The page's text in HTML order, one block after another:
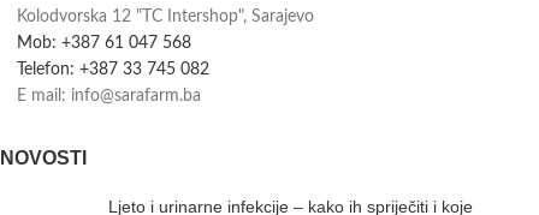
Kolodvorska 12 "TC Intershop", Sarajevo
Mob: +387 61 047 568
Telefon: +387 33 745 082
E mail: info@sarafarm.ba
NOVOSTI
Ljeto i urinarne infekcije – kako ih spriječiti i koje